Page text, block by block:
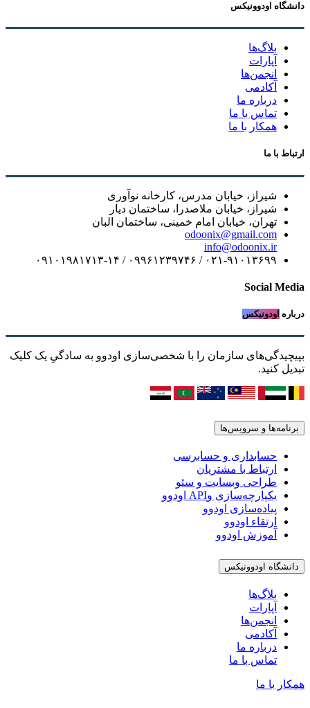
دانشگاه اودوونیکس
بلاگ‌ها
آپارات
انجمن‌ها
آکادمی
درباره ما
تماس با ما
همکار با ما
ارتباط با ما
شیراز، خیابان مدرس، کارخانه نوآوری
شیراز، خیابان ملاصدرا، ساختمان دیار
تهران، خیابان امام خمینی، ساختمان البان
odoonix@gmail.com
info@odoonix.ir
۰۲۱-۹۱۰۱۳۶۹۹ / ۰۹۹۶۱۲۳۹۷۴۶ / ۰۹۱۰۱۹۸۱۷۱۳-۱۴
Social Media
درباره اودونیکس
بپیچیدگی‌های سازمان را با شخصی‌سازی اودوو به سادگیِ یک کلیک
تبدیل کنید.
برنامه‌ها و سرویس‌ها
حسابداری و حسابرسی
ارتباط با مشتریان
طراحی وبسایت و سئو
یکپارچه‌سازی وAPI اودوو
پیاده‌سازی اودوو
ارتقاء اودوو
آموزش اودوو
دانشگاه اودوونیکس
بلاگ‌ها
آپارات
انجمن‌ها
آکادمی
درباره ما
تماس با ما
همکار با ما